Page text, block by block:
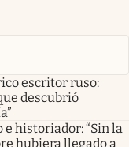
escritor ruso:
descubrió
historiador: “Sin la
hubiera llegado a